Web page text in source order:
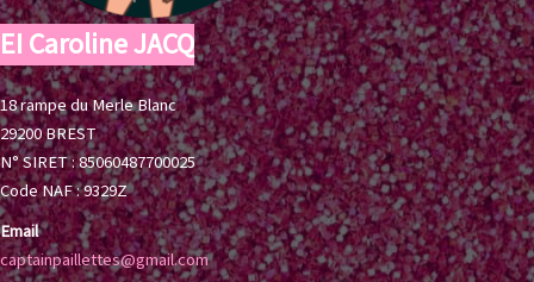
EI Caroline JACQ
18 rampe du Merle Blanc
29200 BREST
N° SIRET : 85060487700025
Code NAF : 9329Z
Email
captainpaillettes@gmail.com